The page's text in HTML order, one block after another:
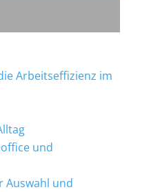
Arbeitseffizienz im
und
Auswahl und